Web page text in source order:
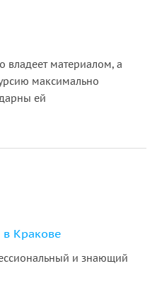
владеет материалом, а
максимально
ей
в Кракове
и знающий